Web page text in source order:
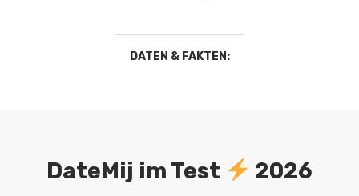
DATEN & FAKTEN:
DateMij im Test 2026